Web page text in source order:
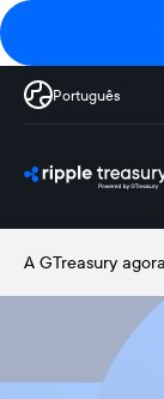
Português
A GTreasury